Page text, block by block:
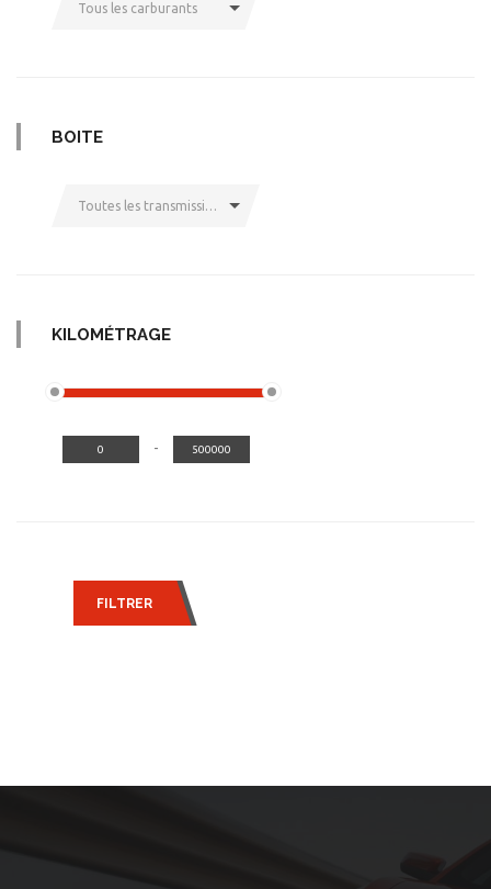
Tous les carburants
BOITE
Toutes les transmissions
KILOMÉTRAGE
-
FILTRER